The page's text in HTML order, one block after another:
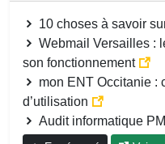
10 choses à savoir
Webmail Versailles :
son fonctionnement
mon ENT Occitanie :
d’utilisation
Audit informatique